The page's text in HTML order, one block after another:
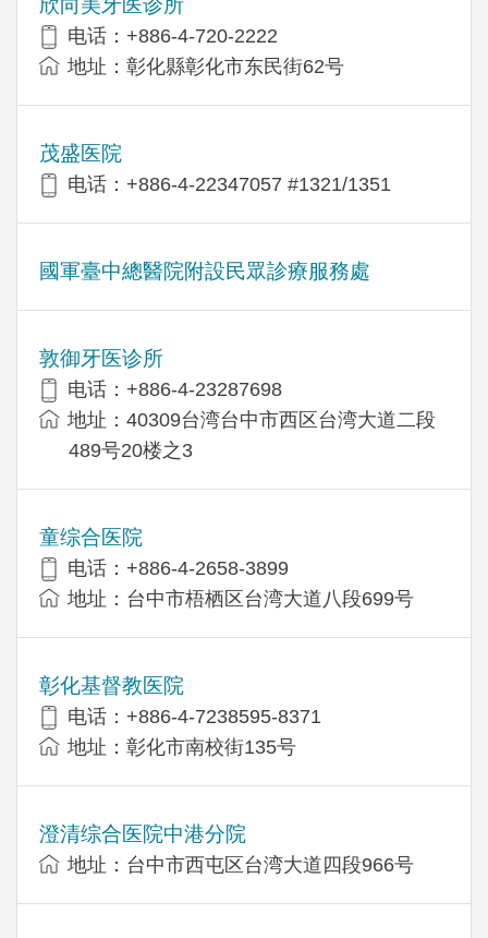
欣向美牙医诊所
电话：+886-4-720-2222
地址：彰化縣彰化市东民街62号
茂盛医院
电话：+886-4-22347057 #1321/1351
國軍臺中總醫院附設民眾診療服務處
敦御牙医诊所
电话：+886-4-23287698
地址：40309台湾台中市西区台湾大道二段
489号20楼之3
童综合医院
电话：+886-4-2658-3899
地址：台中市梧栖区台湾大道八段699号
彰化基督教医院
电话：+886-4-7238595-8371
地址：彰化市南校街135号
澄清综合医院中港分院
地址：台中市西屯区台湾大道四段966号